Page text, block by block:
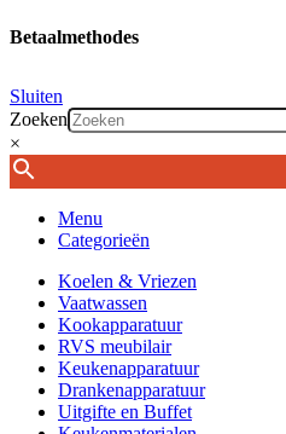
Betaalmethodes
Sluiten
Zoeken
×
Menu
Categorieën
Koelen & Vriezen
Vaatwassen
Kookapparatuur
RVS meubilair
Keukenapparatuur
Drankenapparatuur
Uitgifte en Buffet